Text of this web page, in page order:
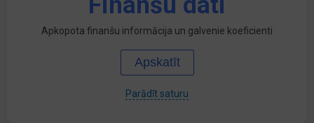
Apkopota finanšu informācija un galvenie koeficienti
Apskatīt
Parādīt saturu